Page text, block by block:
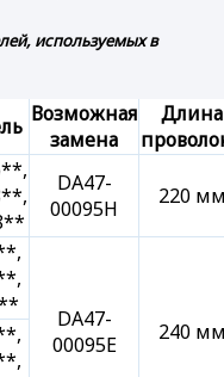
используемых в
Возможная
замена
Длина
DA47-
00095H
220
DA47-
00095E
240